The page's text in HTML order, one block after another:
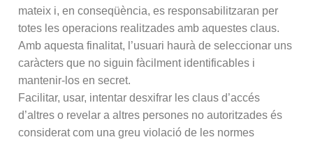
mateix i, en conseqüència, es responsabilitzaran per
totes les operacions realitzades amb aquestes claus.
Amb aquesta finalitat, l’usuari haurà de seleccionar uns
caràcters que no siguin fàcilment identificables i
mantenir-los en secret.
Facilitar, usar, intentar desxifrar les claus d’accés
d’altres o revelar a altres persones no autoritzades és
considerat com una greu violació de les normes